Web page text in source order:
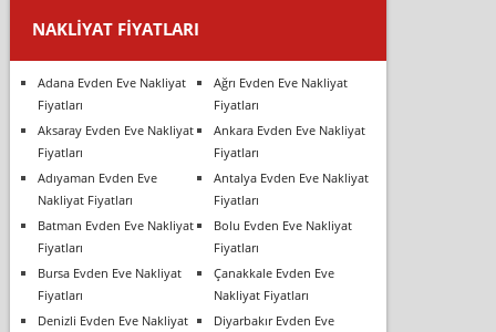
NAKLIYAT FIYATLARI
Adana Evden Eve Nakliyat
Fiyatları
Ağrı Evden Eve Nakliyat
Fiyatları
Aksaray Evden Eve Nakliyat
Fiyatları
Ankara Evden Eve Nakliyat
Fiyatları
Adıyaman Evden Eve
Nakliyat Fiyatları
Antalya Evden Eve Nakliyat
Fiyatları
Batman Evden Eve Nakliyat
Fiyatları
Bolu Evden Eve Nakliyat
Fiyatları
Bursa Evden Eve Nakliyat
Fiyatları
Çanakkale Evden Eve
Nakliyat Fiyatları
Denizli Evden Eve Nakliyat
Diyarbakır Evden Eve